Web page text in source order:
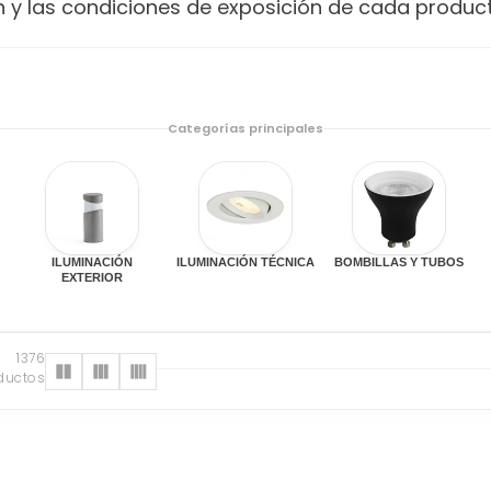
las condiciones de exposición de cada
Categorías principales
ILUMINACIÓN
EXTERIOR
ILUMINACIÓN TÉCNICA BOMBILLAS Y TUBOS
1376